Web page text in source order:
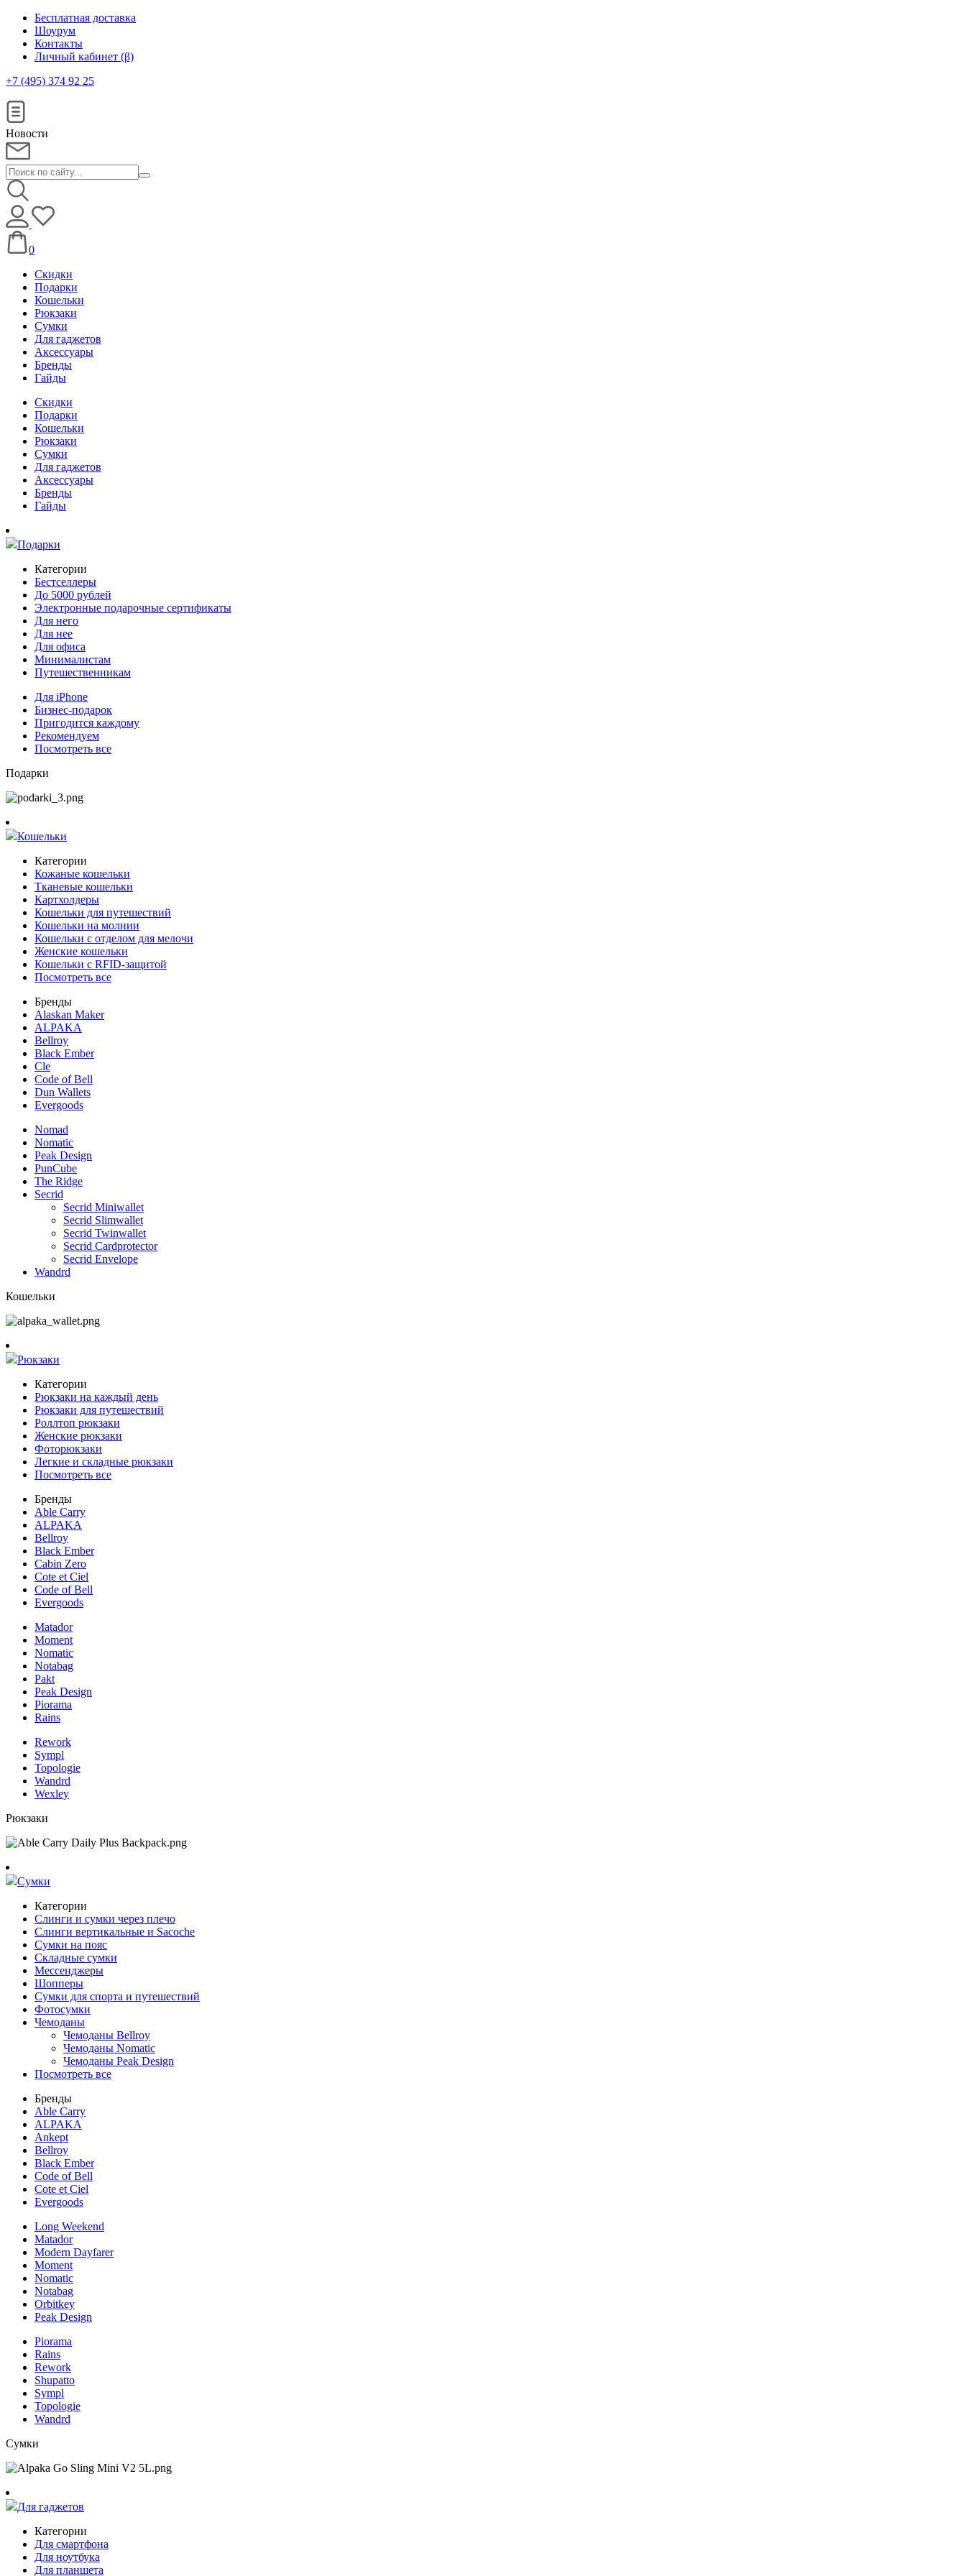
Бесплатная доставка
Шоурум
Контакты
Личный кабинет (β)
+7 (495) 374 92 25
Новости
0
Скидки
Подарки
Кошельки
Рюкзаки
Сумки
Для гаджетов
Аксессуары
Бренды
Гайды
Скидки
Подарки
Кошельки
Рюкзаки
Сумки
Для гаджетов
Аксессуары
Бренды
Гайды
Подарки
Категории
Бестселлеры
До 5000 рублей
Электронные подарочные сертификаты
Для него
Для нее
Для офиса
Минималистам
Путешественникам
Для iPhone
Бизнес-подарок
Пригодится каждому
Рекомендуем
Посмотреть все
Подарки
Кошельки
Категории
Кожаные кошельки
Тканевые кошельки
Картхолдеры
Кошельки для путешествий
Кошельки на молнии
Кошельки с отделом для мелочи
Женские кошельки
Кошельки с RFID-защитой
Посмотреть все
Бренды
Alaskan Maker
ALPAKA
Bellroy
Black Ember
Cle
Code of Bell
Dun Wallets
Evergoods
Nomad
Nomatic
Peak Design
PunCube
The Ridge
Secrid
Secrid Miniwallet
Secrid Slimwallet
Secrid Twinwallet
Secrid Cardprotector
Secrid Envelope
Wandrd
Кошельки
Рюкзаки
Категории
Рюкзаки на каждый день
Рюкзаки для путешествий
Роллтоп рюкзаки
Женские рюкзаки
Фоторюкзаки
Легкие и складные рюкзаки
Посмотреть все
Бренды
Able Carry
ALPAKA
Bellroy
Black Ember
Cabin Zero
Cote et Ciel
Code of Bell
Evergoods
Matador
Moment
Nomatic
Notabag
Pakt
Peak Design
Piorama
Rains
Rework
Sympl
Topologie
Wandrd
Wexley
Рюкзаки
Сумки
Категории
Слинги и сумки через плечо
Слинги вертикальные и Sacoche
Сумки на пояс
Складные сумки
Мессенджеры
Шопперы
Сумки для спорта и путешествий
Фотосумки
Чемоданы
Чемоданы Bellroy
Чемоданы Nomatic
Чемоданы Peak Design
Посмотреть все
Бренды
Able Carry
ALPAKA
Ankept
Bellroy
Black Ember
Code of Bell
Cote et Ciel
Evergoods
Long Weekend
Matador
Modern Dayfarer
Moment
Nomatic
Notabag
Orbitkey
Peak Design
Piorama
Rains
Rework
Shupatto
Sympl
Topologie
Wandrd
Сумки
Для гаджетов
Категории
Для смартфона
Для ноутбука
Для планшета